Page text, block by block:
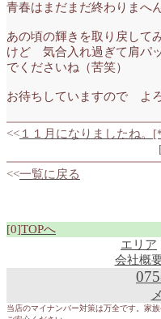
青春はまだまだ終わりまへ
あの頃の輝きを取り戻して
けど 気合入れ過ぎて肩パ
でくださいね（苦笑）
お待ちしていますので よ
<< １１月になりましたね。
<<一覧に戻る
[0]TOPへ
エリア
会社概
当店のマイナンバー対策は万全です。家